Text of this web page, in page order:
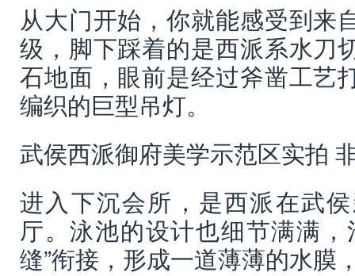
从大门开始，你就能感受到来
级，脚下踩着的是西派系水刀
石地面，眼前是经过斧凿工艺
编织的巨型吊灯。
武侯西派御府美学示范区实拍
进入下沉会所，是西派在武
厅。泳池的设计也细节满满
缝”衔接，形成一道薄薄的水膜